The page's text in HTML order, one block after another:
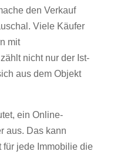
den Verkauf
Viele Käufer
mit
nicht nur der Ist-
aus dem Objekt
ein Online-
aus. Das kann
für jede Immobilie die